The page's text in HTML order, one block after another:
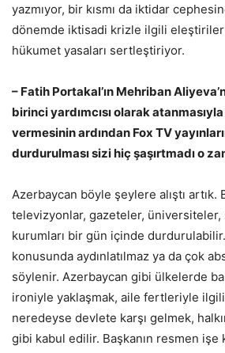
yazmıyor, bir kısmı da iktidar
dönemde iktisadi krizle ilgili eleştiriler
hükumet yasaları sertleştiriyor.
– Fatih Portakal’ın Mehriban
birinci yardımcısı olarak
vermesinin ardından Fox TV
durdurulması sizi hiç şaşırtmadı o
Azerbaycan böyle şeylere alıştı artık.
televizyonlar, gazeteler, üniversiteler,
kurumları bir gün içinde
konusunda aydınlatılmaz ya da çok
söylenir. Azerbaycan gibi ülkelerde
ironiyle yaklaşmak, aile fertleriyle
neredeyse devlete karşı gelmek,
gibi kabul edilir. Başkanın resmen işe